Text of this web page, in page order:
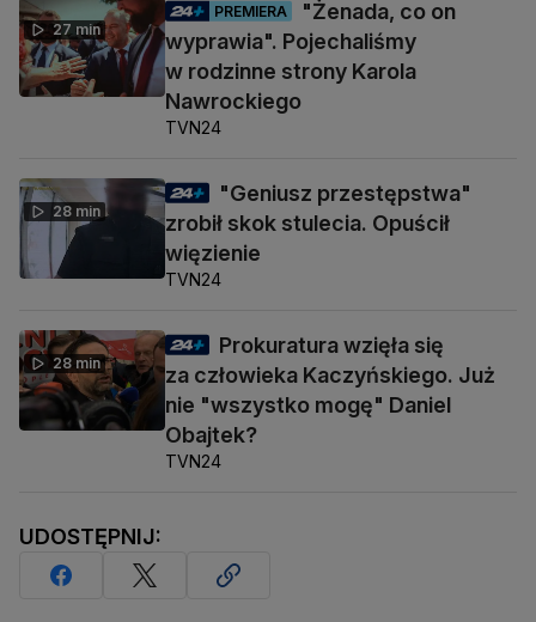
27 min
PREMIERA
"Żenada, co on
wyprawia". Pojechaliśmy
w rodzinne strony Karola
Nawrockiego
TVN24
28 min
"Geniusz przestępstwa"
zrobił skok stulecia. Opuścił
więzienie
TVN24
28 min
Prokuratura wzięła się
za człowieka Kaczyńskiego. Już
nie "wszystko mogę" Daniel
Obajtek?
TVN24
UDOSTĘPNIJ: